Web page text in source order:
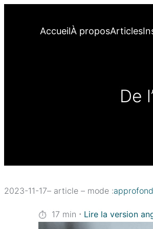
AccueilÀ proposArticles
De
2023-11-17– article – mode :
17 min · Lire la version